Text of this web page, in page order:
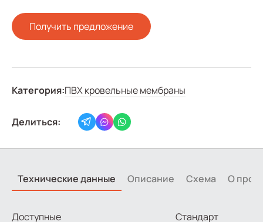
Получить предложение
Категория:ПВХ кровельные мембраны
Делиться:
Технические данные Описание Схема О
Доступные
Стандарт